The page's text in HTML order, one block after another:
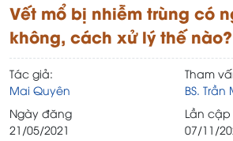
Vết mổ bị nhiễm trùng có
không, cách xử lý thế nào?
Tác giả:
Mai Quyên
Tham
BS. Trần
Ngày đăng
21/05/2021
Lần
07/11/